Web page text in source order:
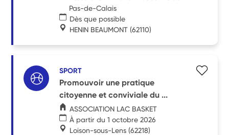
Pas-de-Calais
Dès que possible
HENIN BEAUMONT (62110)
SPORT
Promouvoir une pratique
citoyenne et conviviale du ...
ASSOCIATION LAC BASKET
À partir du 1 octobre 2026
Loison-sous-Lens (62218)